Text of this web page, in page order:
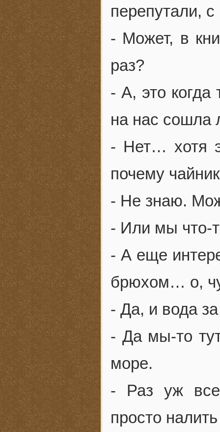
перепутали,
- Может, в
раз?
- А, это когда
на нас сошла
- Нет… хотя
почему
- Не знаю.
- Или мы что-
- А еще
брюхом… о,
- Да, и вода
- Да мы-то
море.
- Раз уж все
просто